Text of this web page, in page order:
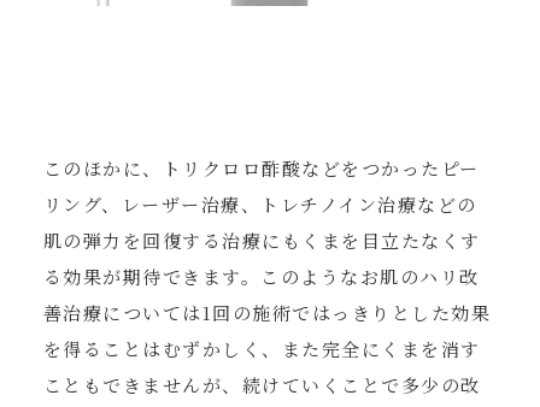
このほかに、トリクロロ酢酸などをつかったピー
リング、レーザー治療、トレチノイン治療などの
肌の弾力を回復する治療にもくまを目立たなくす
る効果が期待できます。このようなお肌のハリ改
善治療については1回の施術ではっきりとした効果
を得ることはむずかしく、また完全にくまを消す
こともできませんが、続けていくことで多少の改